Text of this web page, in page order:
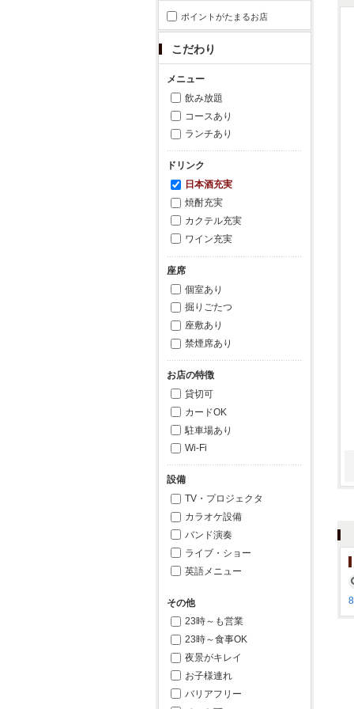
ポイントがたまるお店
こだわり
メニュー
飲み放題
コースあり
ランチあり
ドリンク
日本酒充実
焼酎充実
カクテル充実
ワイン充実
座席
個室あり
掘りごたつ
座敷あり
禁煙席あり
お店の特徴
貸切可
カードOK
駐車場あり
Wi-Fi
設備
TV・プロジェクタ
カラオケ設備
バンド演奏
ライブ・ショー
英語メニュー
その他
23時～も営業
23時～食事OK
夜景がキレイ
お子様連れ
バリアフリー